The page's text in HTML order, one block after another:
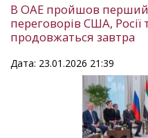
В ОАЕ пройшов перший
переговорів США, Росії
продовжаться завтра
Дата: 23.01.2026 21:39